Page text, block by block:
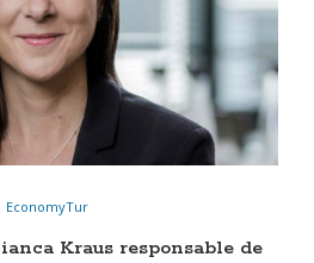
EconomyTur
Kraus responsable de